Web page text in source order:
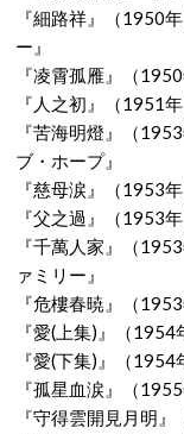
『細路祥』（1950
ー』
『凌霄孤雁』（1950
『人之初』（1951年
『苦海明燈』（
ブ・ホープ』
『慈母涙』（1953年
『父之過』（1953年
『千萬人家』（
ァミリー』
『危樓春暁』（1953
『愛(上集)』（1954
『愛(下集)』（1954
『孤星血涙』（
『守得雲開見月明』